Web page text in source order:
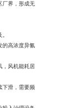
厂界，形成无
的高浓度异氰
，风机能耗居
下滑，需要频